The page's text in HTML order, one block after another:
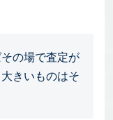
の場で査定が
きいものはそ